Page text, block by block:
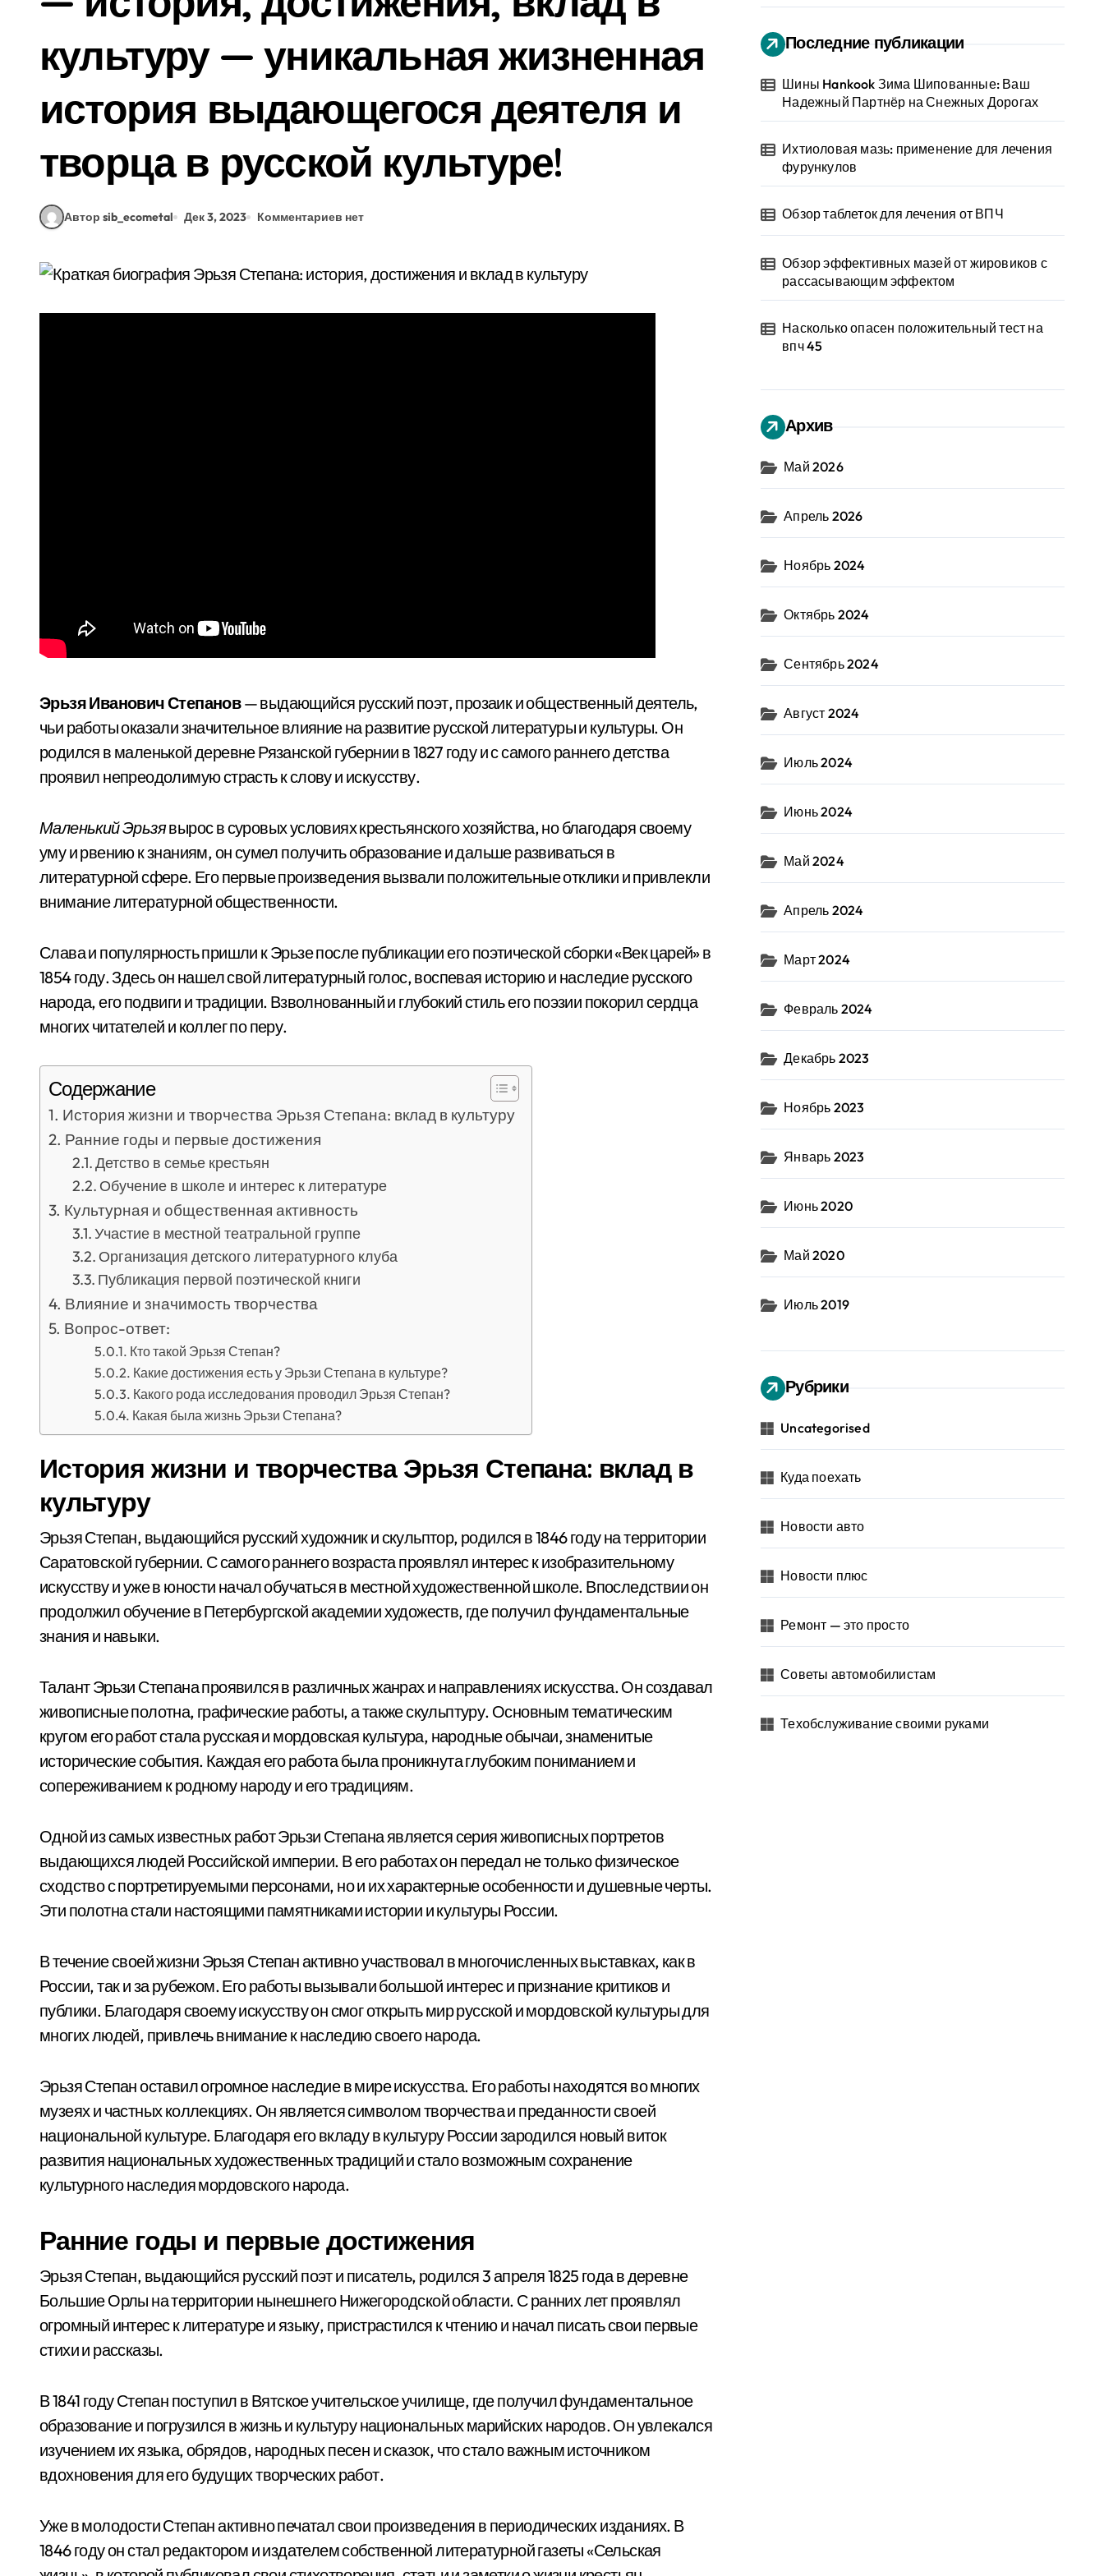
культуру — уникальная жизненная
история выдающегося деятеля и
творца в русской культуре!
Автор sib_ecometal Дек 3, 2023 Комментариев нет
Эрьзя Иванович Степанов— выдающийся русский поэт, прозаик и общественный деятель,
чьи работы оказали значительное влияние на развитие русской литературы и культуры. Он
родился в маленькой деревне Рязанской губернии в 1827 году и с самого раннего детства
проявил непреодолимую страсть к слову и искусству.
Маленький Эрьзявырос в суровых условиях крестьянского хозяйства, но благодаря своему
уму и рвению к знаниям, он сумел получить образование и дальше развиваться в
литературной сфере. Его первые произведения вызвали положительные отклики и привлекли
внимание литературной общественности.
Слава и популярность пришли к Эрьзе после публикации его поэтической сборки «Век царей» в
1854 году. Здесь он нашел свой литературный голос, воспевая историю и наследие русского
народа, его подвиги и традиции. Взволнованный и глубокий стиль его поэзии покорил сердца
многих читателей и коллег по перу.
Содержание
История жизни и творчества Эрьзя Степана: вклад в культуру
Ранние годы и первые достижения
Детство в семье крестьян
Обучение в школе и интерес к литературе
Культурная и общественная активность
Участие в местной театральной группе
Организация детского литературного клуба
Публикация первой поэтической книги
Влияние и значимость творчества
Вопрос-ответ:
Кто такой Эрьзя Степан?
Какие достижения есть у Эрьзи Степана в культуре?
Какого рода исследования проводил Эрьзя Степан?
Какая была жизнь Эрьзи Степана?
История жизни и творчества Эрьзя Степана: вклад в
культуру
Эрьзя Степан, выдающийся русский художник и скульптор, родился в 1846 году на территории
Саратовской губернии. С самого раннего возраста проявлял интерес к изобразительному
искусству и уже в юности начал обучаться в местной художественной школе. Впоследствии он
продолжил обучение в Петербургской академии художеств, где получил фундаментальные
знания и навыки.
Талант Эрьзи Степана проявился в различных жанрах и направлениях искусства. Он создавал
живописные полотна, графические работы, а также скульптуру. Основным тематическим
кругом его работ стала русская и мордовская культура, народные обычаи, знаменитые
исторические события. Каждая его работа была проникнута глубоким пониманием и
сопереживанием к родному народу и его традициям.
Одной из самых известных работ Эрьзи Степана является серия живописных портретов
выдающихся людей Российской империи. В его работах он передал не только физическое
сходство с портретируемыми персонами, но и их характерные особенности и душевные черты.
Эти полотна стали настоящими памятниками истории и культуры России.
В течение своей жизни Эрьзя Степан активно участвовал в многочисленных выставках, как в
России, так и за рубежом. Его работы вызывали большой интерес и признание критиков и
публики. Благодаря своему искусству он смог открыть мир русской и мордовской культуры для
многих людей, привлечь внимание к наследию своего народа.
Эрьзя Степан оставил огромное наследие в мире искусства. Его работы находятся во многих
музеях и частных коллекциях. Он является символом творчества и преданности своей
национальной культуре. Благодаря его вкладу в культуру России зародился новый виток
развития национальных художественных традиций и стало возможным сохранение
культурного наследия мордовского народа.
Ранние годы и первые достижения
Эрьзя Степан, выдающийся русский поэт и писатель, родился 3 апреля 1825 года в деревне
Большие Орлы на территории нынешнего Нижегородской области. С ранних лет проявлял
огромный интерес к литературе и языку, пристрастился к чтению и начал писать свои первые
стихи и рассказы.
В 1841 году Степан поступил в Вятское учительское училище, где получил фундаментальное
образование и погрузился в жизнь и культуру национальных марийских народов. Он увлекался
изучением их языка, обрядов, народных песен и сказок, что стало важным источником
вдохновения для его будущих творческих работ.
Уже в молодости Степан активно печатал свои произведения в периодических изданиях. В
1846 году он стал редактором и издателем собственной литературной газеты «Сельская
Последние публикации
Шины Hankook Зима Шипованные: Ваш
Надежный Партнёр на Снежных Дорогах
Ихтиоловая мазь: применение для лечения
фурункулов
Обзор таблеток для лечения от ВПЧ
Обзор эффективных мазей от жировиков с
рассасывающим эффектом
Насколько опасен положительный тест на
впч 45
Архив
Май 2026
Апрель 2026
Ноябрь 2024
Октябрь 2024
Сентябрь 2024
Август 2024
Июль 2024
Июнь 2024
Май 2024
Апрель 2024
Март 2024
Февраль 2024
Декабрь 2023
Ноябрь 2023
Январь 2023
Июнь 2020
Май 2020
Июль 2019
Рубрики
Uncategorised
Куда поехать
Новости авто
Новости плюс
Ремонт — это просто
Советы автомобилистам
Техобслуживание своими руками